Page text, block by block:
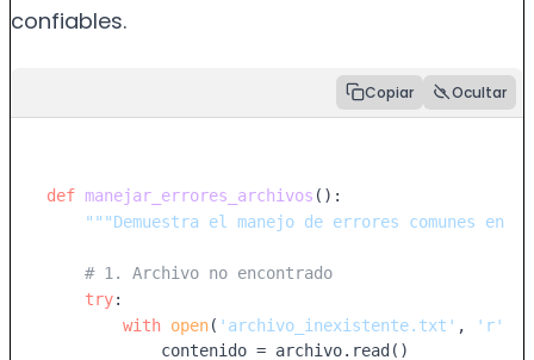
confiables.
Copiar Ocultar
def manejar_errores_archivos ():
"""Demuestra el manejo de errores comunes en
# 1. Archivo no encontrado
try:
with open( 'archivo_inexistente.txt' , 'r'
            contenido = archivo.read()